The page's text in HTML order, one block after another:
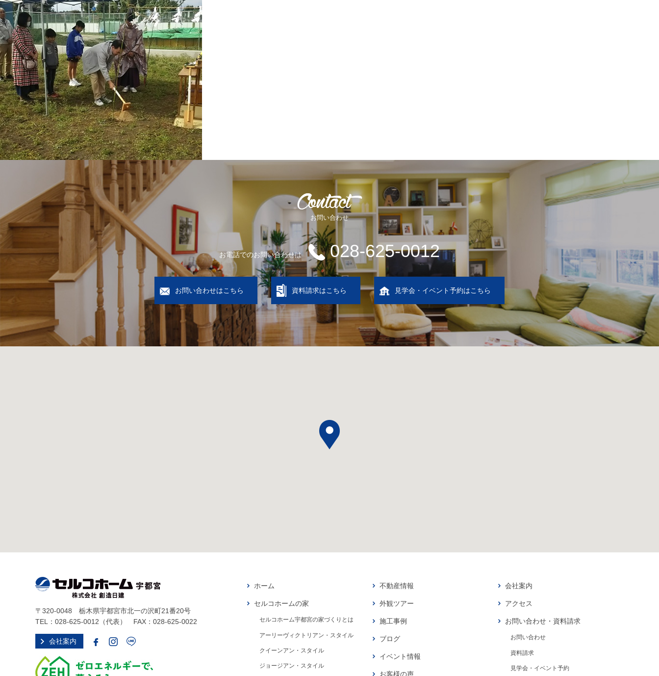
お問い合わせ
お電話でのお問い合わせは 028-625-0012
お問い合わせはこちら 資料請求はこちら 見学会・イベント予約はこちら
ホーム
セルコホームの家
セルコホーム宇都宮の家づくりとは
アーリーヴィクトリアン・スタイル
クイーンアン・スタイル
ジョージアン・スタイル
不動産情報
外観ツアー
施工事例
ブログ
イベント情報
お客様の声
会社案内
アクセス
お問い合わせ・資料請求
お問い合わせ
資料請求
見学会・イベント予約
〒320-0048 栃木県宇都宮市北一の沢町21番20号
TEL： 028-625-0012 （代表） FAX：028-625-0022
会社案内